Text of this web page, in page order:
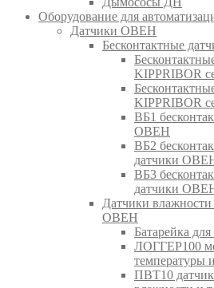
Оборудование для
Датчики ОВЕН
Бесконтактные
KIPPRIBOR
KIPPRIBOR
ВБ1
ОВЕН
ВБ2
датчики
ВБ3
датчики
Датчики
ОВЕН
Батарейка
ЛОГГЕР100
температуры
ПВТ10 датчик